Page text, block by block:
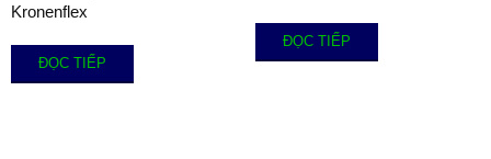
Kronenflex
ĐỌC TIẾP
ĐỌC TIẾP